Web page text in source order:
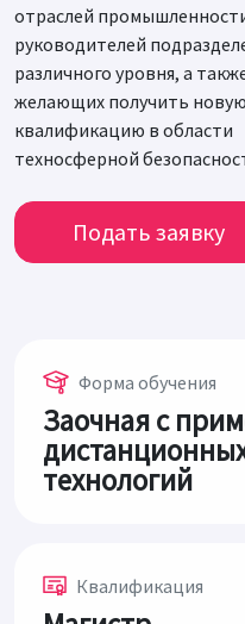
отраслей
руководителей
различного уровня, а
желающих получить новую
квалификацию в области
техносферной
Подать заявку
Форма обучения
Заочная с
технологий
Квалификация